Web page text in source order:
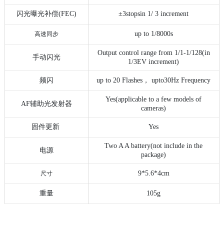
闪光曝光补偿(FEC) ±3stopsin 1/ 3 increment
高速同步 up to 1/8000s
手动闪光
Output control range from 1/1-1/128(in
1/3EV increment)
频闪 up to 20 Flashes ，upto30Hz Frequency
AF辅助光发射器
Yes(applicable to a few models of
cameras)
固件更新 Yes
电源
Two A A battery(not include in the
package)
尺寸 9*5.6*4cm
重量 105g